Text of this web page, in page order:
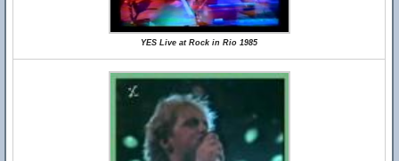
YES Live at Rock in Rio 1985